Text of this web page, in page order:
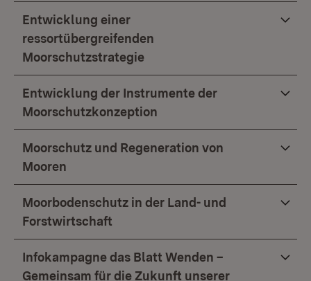
Entwicklung einer
ressortübergreifenden
Moorschutzstrategie
Entwicklung der Instrumente der
Moorschutzkonzeption
Moorschutz und Regeneration von
Mooren
Moorbodenschutz in der Land- und
Forstwirtschaft
Infokampagne das Blatt Wenden –
Gemeinsam für die Zukunft unserer